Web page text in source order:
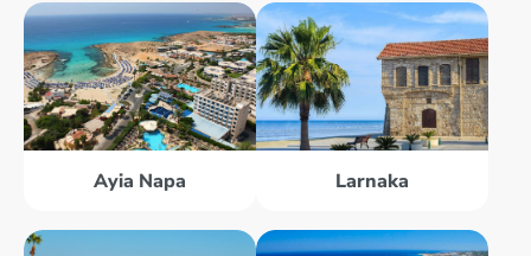
Ayia Napa Larnaka